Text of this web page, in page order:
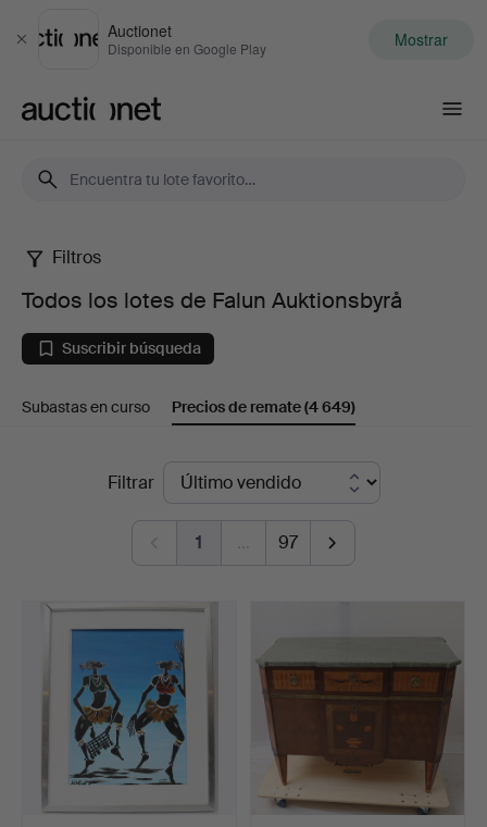
Cerrar
Auctionet
Disponible en Google Play Mostrar
Todos
los
lotes
de
Auktionsbyrå
Filtros
Todos los lotes de Falun Auktionsbyrå
Suscribir búsqueda
Subastas en curso Precios de remate(4 649)
Filtrar
1 … 97